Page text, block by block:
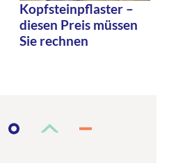
Kopfsteinpflaster –
diesen Preis müssen
Sie rechnen